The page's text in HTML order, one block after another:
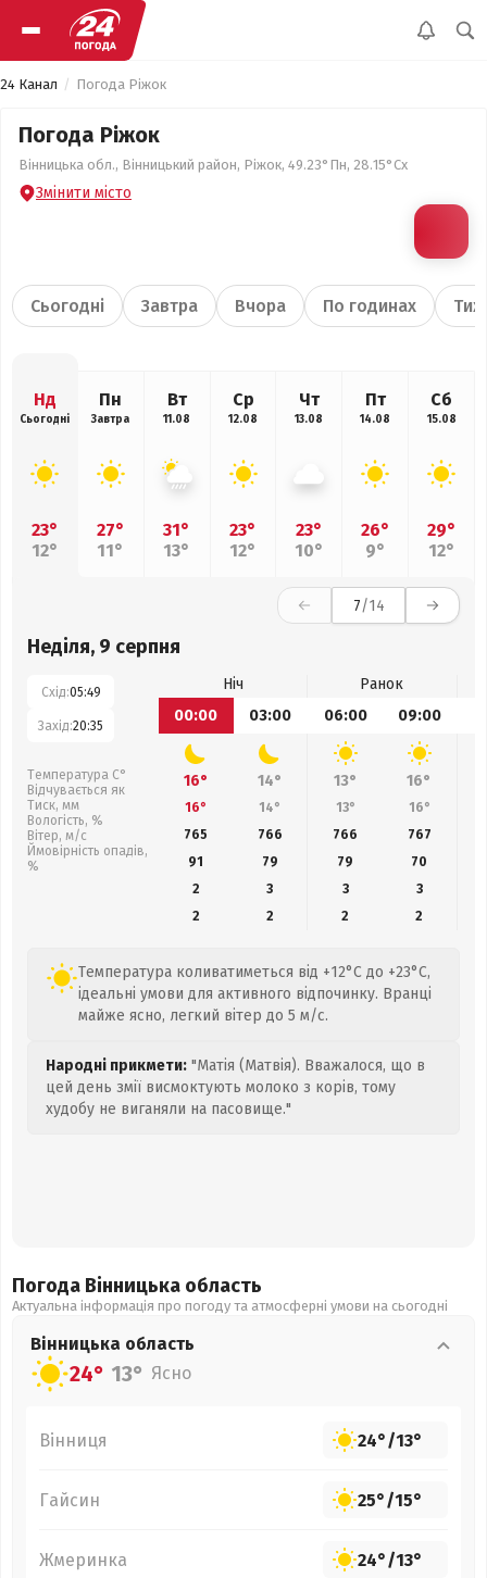
24 Канал Погода Ріжок
Погода Ріжок
Вінницька обл., Вінницький район, Ріжок, 49.23°Пн, 28.15°Сх
Змінити місто
Сьогодні Завтра Вчора По годинах
Нд
Сьогодні
23°
12°
Пн
Завтра
27°
11°
Вт
11.08
31°
13°
Ср
12.08
23°
12°
Чт
13.08
23°
10°
Пт
14.08
26°
9°
Сб
15.08
29°
12°
7/14
Неділя, 9 серпня
Схід:05:49
Захід:20:35
Температура С°
Відчувається як
Тиск, мм
Вологість, %
Вітер, м/с
Ймовірність опадів,
%
Ніч
Ранок
00:00
03:00 06:00 09:00
16° 14° 13° 16°
16° 14° 13° 16°
765
766 766 767
91
79 79 70
2
3 3
3
2
2 2 2
Температура коливатиметься від +12°C до +23°C,
ідеальні умови для активного відпочинку. Вранці
майже ясно, легкий вітер до 5 м/с.
Народні прикмети: "Матія (Матвія). Вважалося, що в
цей день змії висмоктують молоко з корів, тому
худобу не виганяли на пасовище."
Погода Вінницька область
Актуальна інформація про погоду та атмосферні умови на сьогодні
Вінницька область
24° 13° Ясно
Вінниця 24°/13°
Гайсин 25°/15°
Жмеринка 24°/13°